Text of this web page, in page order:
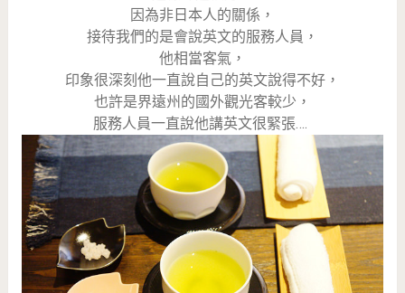
因為非日本人的關係，
接待我們的是會說英文的服務人員，
他相當客氣，
印象很深刻他一直說自己的英文說得不好，
也許是界遠州的國外觀光客較少，
服務人員一直說他講英文很緊張….